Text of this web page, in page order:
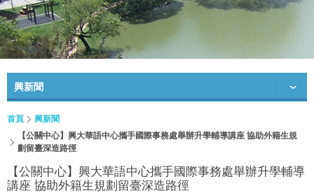
興新聞
首頁
興新聞
【公關中心】興大華語中心攜手國際事務處舉辦升學輔導講座 協助外籍生規
劃留臺深造路徑
【公關中心】興大華語中心攜手國際事務處舉辦升學輔導
講座 協助外籍生規劃留臺深造路徑